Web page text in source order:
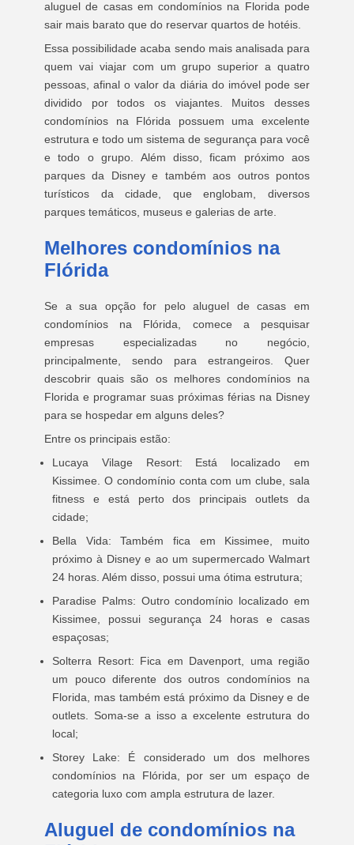
aluguel de casas em condomínios na Florida pode
sair mais barato que do reservar quartos de hotéis.
Essa possibilidade acaba sendo mais analisada para
quem vai viajar com um grupo superior a quatro
pessoas, afinal o valor da diária do imóvel pode ser
dividido por todos os viajantes. Muitos desses
condomínios na Flórida possuem uma excelente
estrutura e todo um sistema de segurança para você
e todo o grupo. Além disso, ficam próximo aos
parques da Disney e também aos outros pontos
turísticos da cidade, que englobam, diversos
parques temáticos, museus e galerias de arte.
Melhores condomínios na
Flórida
Se a sua opção for pelo aluguel de casas em
condomínios na Flórida, comece a pesquisar
empresas especializadas no negócio,
principalmente, sendo para estrangeiros. Quer
descobrir quais são os melhores condomínios na
Florida e programar suas próximas férias na Disney
para se hospedar em alguns deles?
Entre os principais estão:
Lucaya Vilage Resort: Está localizado em
Kissimee. O condomínio conta com um clube, sala
fitness e está perto dos principais outlets da
cidade;
Bella Vida: Também fica em Kissimee, muito
próximo à Disney e ao um supermercado Walmart
24 horas. Além disso, possui uma ótima estrutura;
Paradise Palms: Outro condomínio localizado em
Kissimee, possui segurança 24 horas e casas
espaçosas;
Solterra Resort: Fica em Davenport, uma região
um pouco diferente dos outros condomínios na
Florida, mas também está próximo da Disney e de
outlets. Soma-se a isso a excelente estrutura do
local;
Storey Lake: É considerado um dos melhores
condomínios na Flórida, por ser um espaço de
categoria luxo com ampla estrutura de lazer.
Aluguel de condomínios na